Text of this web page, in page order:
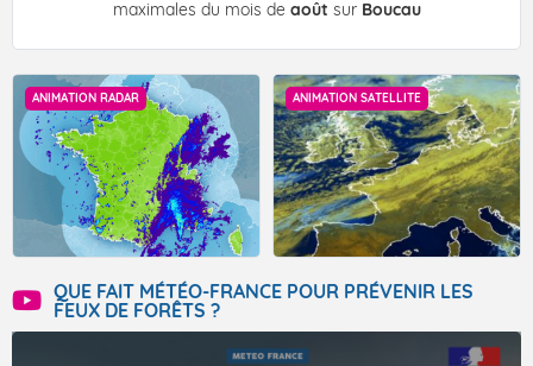
maximales du mois de août sur Boucau
ANIMATION RADAR ANIMATION SATELLITE
QUE FAIT MÉTÉO-FRANCE POUR PRÉVENIR LES
FEUX DE FORÊTS ?